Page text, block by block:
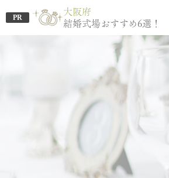
PR
大阪府
結婚式場おすすめ6選！